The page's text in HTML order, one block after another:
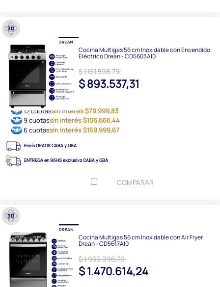
Cocina Multigas 56 cm Inoxidable con Encendido
Eléctrico Drean - CD5603AI0
$ 1.161.598,79
$ 893.537,31
12 cuotassin interés $79.999,83
9 cuotassin interés $106.666,44
6 cuotassin interés $159.999,67
Envío GRATIS CABA y GBA
ENTREGA en 96HS exclusivo CABA y GBA
COMPARAR
Cocina Multigas 56 cm Inoxidable con Air Fryer
Drean - CD5617AI0
$ 1.935.998,79
$ 1.470.614,24